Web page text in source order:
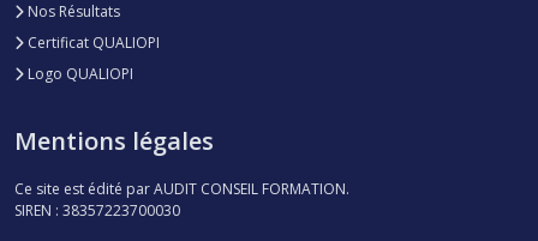
Nos Résultats
Certificat QUALIOPI
Logo QUALIOPI
Mentions légales
Ce site est édité par AUDIT CONSEIL FORMATION.
SIREN : 38357223700030